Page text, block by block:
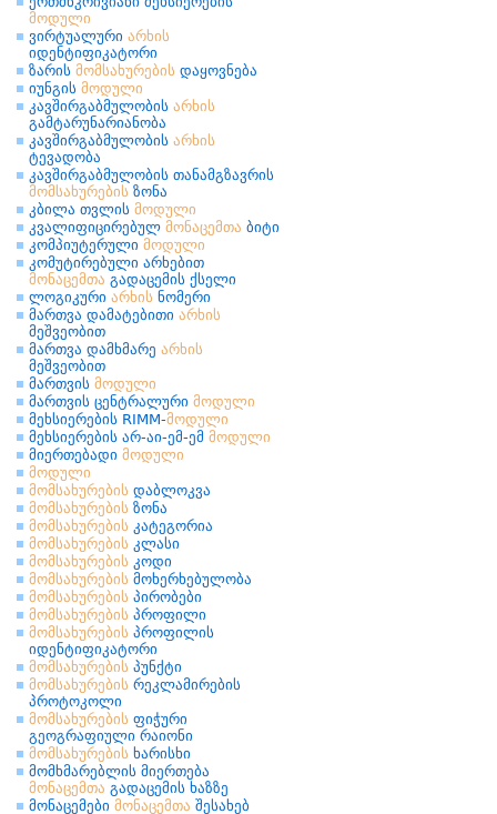
მოდული
ვირტუალური არხის
იდენტიფიკატორი
ზარის მომსახურების დაყოვნება
იუნგის მოდული
კავშირგაბმულობის არხის
გამტარუნარიანობა
კავშირგაბმულობის არხის
ტევადობა
კავშირგაბმულობის თანამგზავრის
მომსახურების ზონა
კბილა თვლის მოდული
კვალიფიცირებულ მონაცემთა ბიტი
კომპიუტერული მოდული
კომუტირებული არხებით
მონაცემთა გადაცემის ქსელი
ლოგიკური არხის ნომერი
მართვა დამატებითი არხის
მეშვეობით
მართვა დამხმარე არხის
მეშვეობით
მართვის მოდული
მართვის ცენტრალური მოდული
მეხსიერების RIMM-მოდული
მეხსიერების არ-აი-ემ-ემ მოდული
მიერთებადი მოდული
მოდული
მომსახურების დაბლოკვა
მომსახურების ზონა
მომსახურების კატეგორია
მომსახურების კლასი
მომსახურების კოდი
მომსახურების მოხერხებულობა
მომსახურების პირობები
მომსახურების პროფილი
მომსახურების პროფილის
იდენტიფიკატორი
მომსახურების პუნქტი
მომსახურების რეკლამირების
პროტოკოლი
მომსახურების ფიჭური
გეოგრაფიული რაიონი
მომსახურების ხარისხი
მომხმარებლის მიერთება
მონაცემთა გადაცემის ხაზზე
მონაცემები მონაცემთა შესახებ